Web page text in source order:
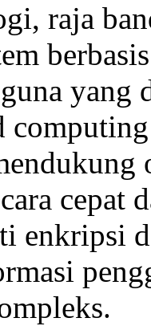
raja
yang
cepat
enkripsi